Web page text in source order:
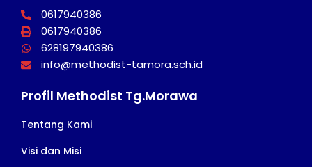
0617940386
0617940386
628197940386
info@methodist-tamora.sch.id
Profil Methodist Tg.Morawa
Tentang Kami
Visi dan Misi